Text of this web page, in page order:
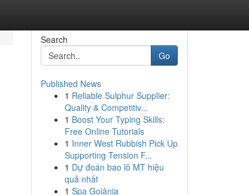
Search
Go
Published News
1 Reliable Sulphur Supplier:
Quality & Competitiv...
1 Boost Your Typing Skills:
Free Online Tutorials
1 Inner West Rubbish Pick Up
Supporting Tension F...
1 Dự đoán bao lô MT hiệu
quả nhất
1 Spa Goiânia